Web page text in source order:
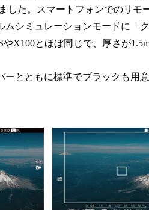
した。スマートフォンでのリモ
ムシミュレーションモードに「
やX100とほぼ同じで、厚さが
ーとともに標準でブラックも用